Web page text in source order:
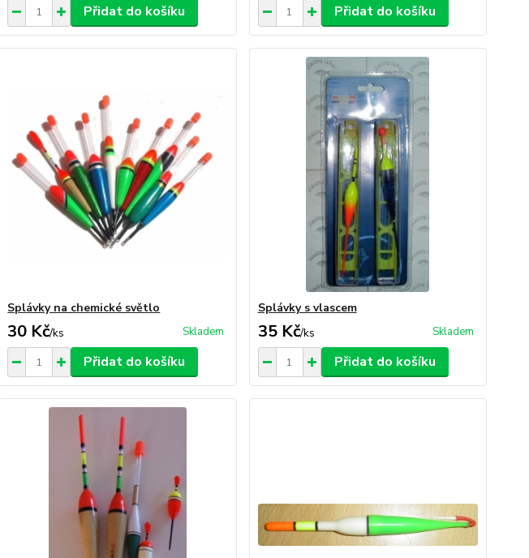
Přidat do košíku Přidat do košíku
Splávky na chemické světlo
30 Kč/ks Skladem
Přidat do košíku
Splávky s vlascem
35 Kč/ks Skladem
Přidat do košíku